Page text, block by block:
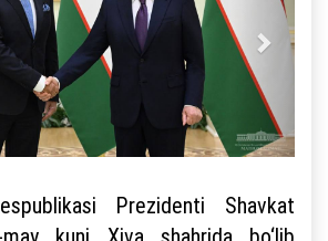
Prezidenti Shavkat